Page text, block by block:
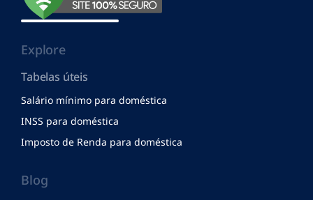
Explore
Tabelas úteis
Salário mínimo para doméstica
INSS para doméstica
Imposto de Renda para doméstica
Blog